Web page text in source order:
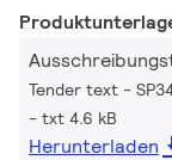
Tender text -
txt 4.6 kB
Herunterladen